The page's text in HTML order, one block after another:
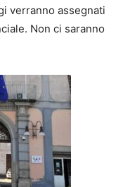
verranno assegnati
Non ci saranno